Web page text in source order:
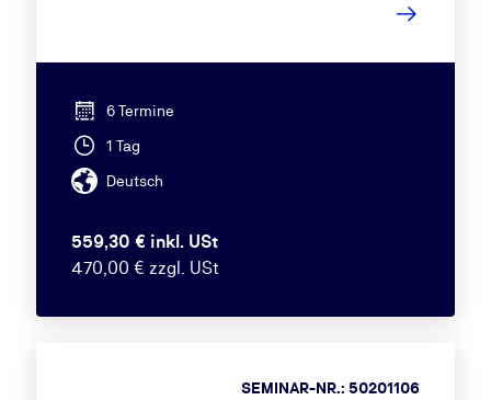
6 Termine
1 Tag
Deutsch
559,30 € inkl. USt
470,00 € zzgl. USt
SEMINAR-NR.: 50201106